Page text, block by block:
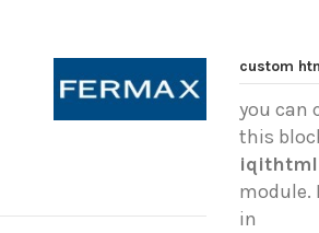
custom
you can
this
module.
in